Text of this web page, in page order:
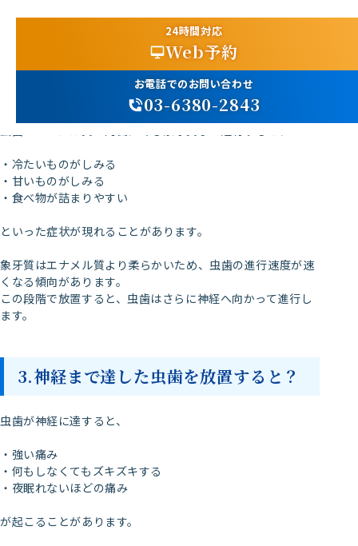
24時間対応
Web予約
お電話でのお問い合わせ
03-6380-2843
2.虫歯が神経に近づくとどうなる？
・冷たいものがしみる
・甘いものがしみる
・食べ物が詰まりやすい
といった症状が現れることがあります。
象牙質はエナメル質より柔らかいため、虫歯の進行速度が速
くなる傾向があります。
この段階で放置すると、虫歯はさらに神経へ向かって進行し
ます。
3.神経まで達した虫歯を放置すると？
虫歯が神経に達すると、
・強い痛み
・何もしなくてもズキズキする
・夜眠れないほどの痛み
が起こることがあります。